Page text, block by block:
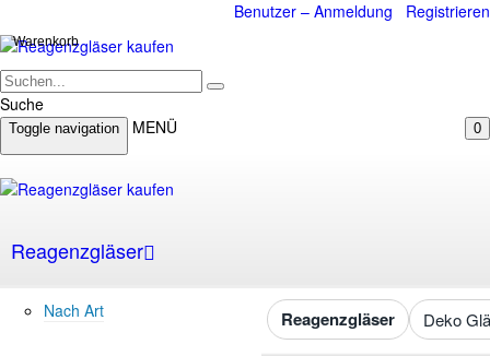
Benutzer – Anmeldung Registrieren
Suche
0
Warenkorb
Toggle navigation MENÜ
Reagenzgläser
Nach Art Reagenzgläser Deko